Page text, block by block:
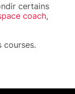
certains
coach,
courses.